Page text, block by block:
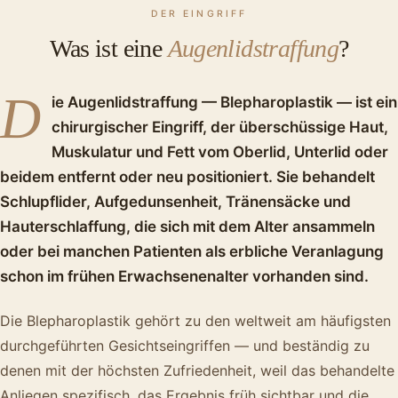
DER EINGRIFF
Was ist eineAugenlidstraffung?
D
ie Augenlidstraffung — Blepharoplastik — ist ein
chirurgischer Eingriff, der überschüssige Haut,
Muskulatur und Fett vom Oberlid, Unterlid oder
beidem entfernt oder neu positioniert. Sie behandelt
Schlupflider, Aufgedunsenheit, Tränensäcke und
Hauterschlaffung, die sich mit dem Alter ansammeln
oder bei manchen Patienten als erbliche Veranlagung
schon im frühen Erwachsenenalter vorhanden sind.
Die Blepharoplastik gehört zu den weltweit am häufigsten
durchgeführten Gesichtseingriffen — und beständig zu
denen mit der höchsten Zufriedenheit, weil das behandelte